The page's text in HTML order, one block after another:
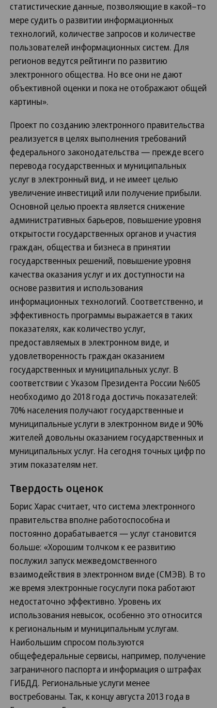
статистические данные, позволяющие в какой–то
мере судить о развитии информационных
технологий, количестве запросов и количестве
пользователей информационных систем. Для
регионов ведутся рейтинги по развитию
электронного общества. Но все они не дают
объективной оценки и пока не отображают общей
картины».
Проект по созданию электронного правительства
реализуется в целях выполнения требований
федерального законодательства — прежде всего
перевода государственных и муниципальных
услуг в электронный вид, и не имеет целью
увеличение инвестиций или получение прибыли.
Основной целью проекта является снижение
административных барьеров, повышение уровня
открытости государственных органов и участия
граждан, общества и бизнеса в принятии
государственных решений, повышение уровня
качества оказания услуг и их доступности на
основе развития и использования
информационных технологий. Соответственно, и
эффективность программы выражается в таких
показателях, как количество услуг,
предоставляемых в электронном виде, и
удовлетворенность граждан оказанием
государственных и муниципальных услуг. В
соответствии с Указом Президента России №605
необходимо до 2018 года достичь показателей:
70% населения получают государственные и
муниципальные услуги в электронном виде и 90%
жителей довольны оказанием государственных и
муниципальных услуг. На сегодня точных цифр по
этим показателям нет.
Твердость оценок
Борис Харас считает, что система электронного
правительства вполне работоспособна и
постоянно дорабатывается — услуг становится
больше: «Хорошим толчком к ее развитию
послужил запуск межведомственного
взаимодействия в электронном виде (СМЭВ). В то
же время электронные госуслуги пока работают
недостаточно эффективно. Уровень их
использования невысок, особенно это относится
к региональным и муниципальным услугам.
Наибольшим спросом пользуются
общефедеральные сервисы, например, получение
заграничного паспорта и информация о штрафах
ГИБДД. Региональные услуги менее
востребованы. Так, к концу августа 2013 года в